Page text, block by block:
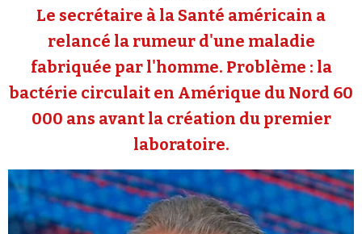
Le secrétaire à la Santé américain a
relancé la rumeur d'une maladie
fabriquée par l'homme. Problème : la
bactérie circulait en Amérique du Nord 60
000 ans avant la création du premier
laboratoire.